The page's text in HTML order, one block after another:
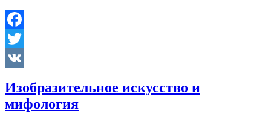
Facebook
Twitter
Изобразительное искусство и
мифология